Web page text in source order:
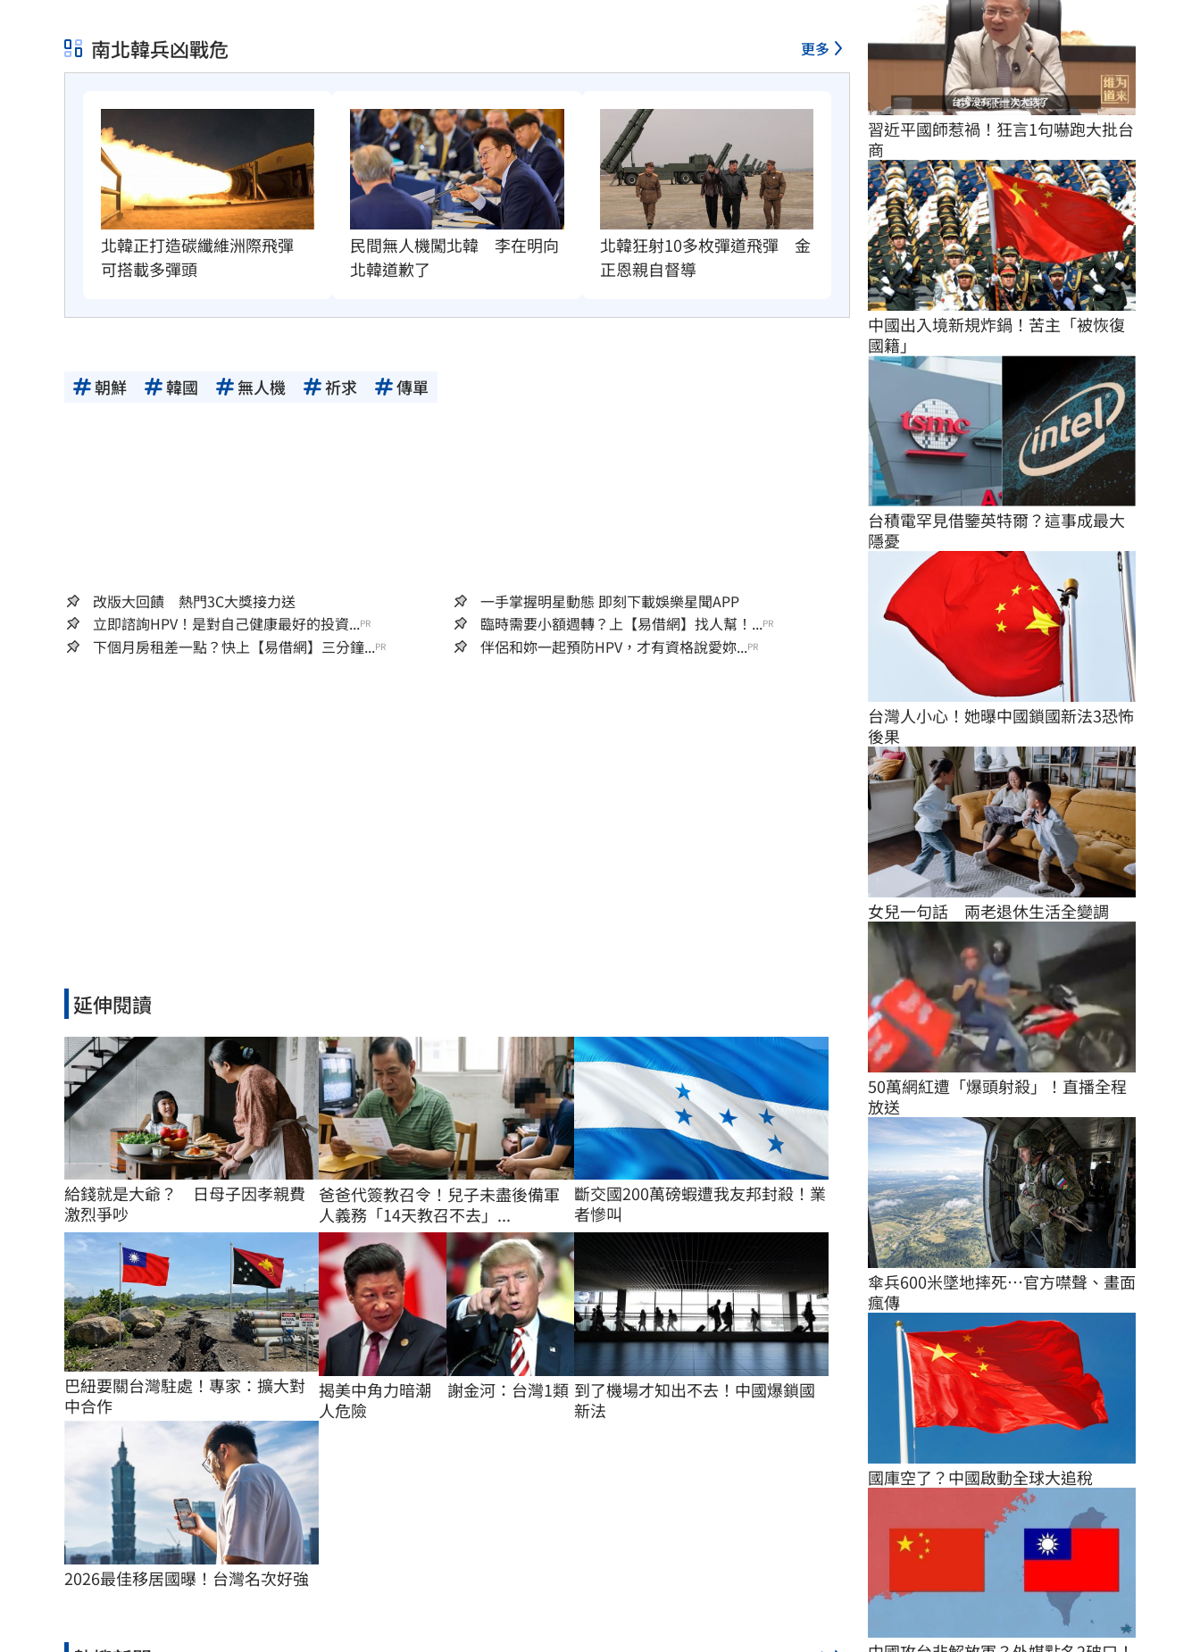
南北韓兵凶戰危 更多
北韓正打造碳纖維洲際飛彈
可搭載多彈頭
民間無人機闖北韓　李在明向
北韓道歉了
北韓狂射10多枚彈道飛彈　金
正恩親自督導
朝鮮 韓國 無人機 祈求 傳單
改版大回饋 熱門3C大獎接力送
一手掌握明星動態 即刻下載娛樂星聞APP
立即諮詢HPV！是對自己健康最好的投資...PR 臨時需要小額週轉？上【易借網】找人幫！...PR
下個月房租差一點？快上【易借網】三分鐘...PR 伴侶和妳一起預防HPV，才有資格說愛妳...PR
延伸閱讀
給錢就是大爺？　日母子因孝親費
激烈爭吵
爸爸代簽教召令！兒子未盡後備軍
人義務「14天教召不去」...
斷交國200萬磅蝦遭我友邦封殺！業
者慘叫
巴紐要關台灣駐處！專家：擴大對
中合作
揭美中角力暗潮　謝金河：台灣1類
人危險
到了機場才知出不去！中國爆鎖國
新法
2026最佳移居國曝！台灣名次好強
習近平國師惹禍！狂言1句嚇跑大批台
商
中國出入境新規炸鍋！苦主「被恢復
國籍」
台積電罕見借鑒英特爾？這事成最大
隱憂
台灣人小心！她曝中國鎖國新法3恐怖
後果
女兒一句話　兩老退休生活全變調
50萬網紅遭「爆頭射殺」！直播全程
放送
傘兵600米墜地摔死…官方噤聲、畫面
瘋傳
國庫空了？中國啟動全球大追稅